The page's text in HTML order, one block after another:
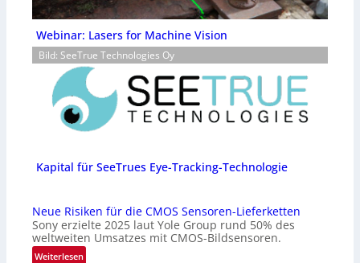
Webinar: Lasers for Machine Vision
Bild: SeeTrue Technologies Oy
Kapital für SeeTrues Eye-Tracking-Technologie
Neue Risiken für die CMOS Sensoren-Lieferketten
Sony erzielte 2025 laut Yole Group rund 50% des
weltweiten Umsatzes mit CMOS-Bildsensoren.
Weiterlesen: